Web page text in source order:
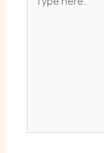
here..